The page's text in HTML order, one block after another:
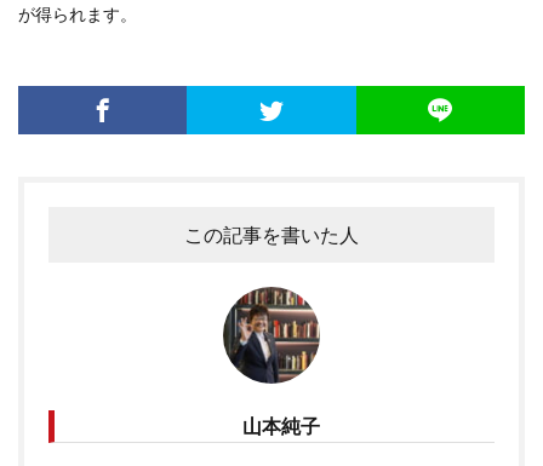
が得られます。
この記事を書いた人
山本純子